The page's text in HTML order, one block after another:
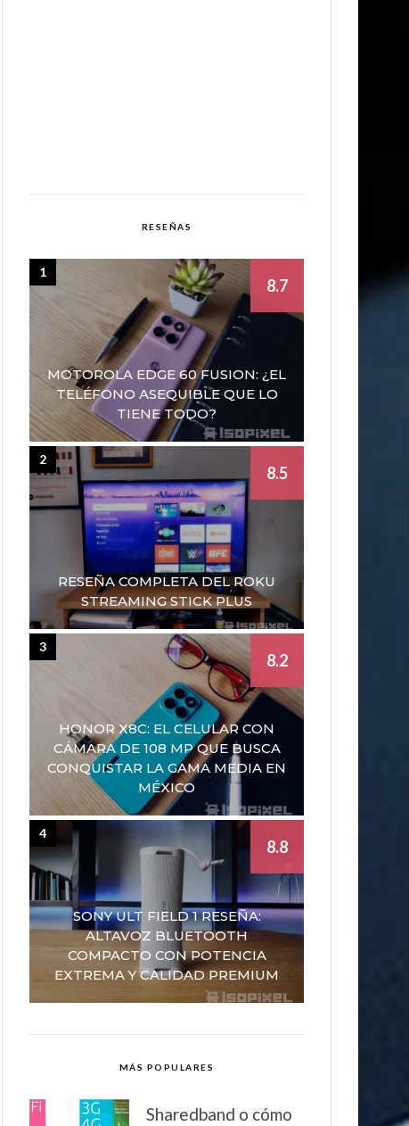
RESEÑAS
MOTOROLA EDGE 60 FUSION: ¿EL
TELÉFONO ASEQUIBLE QUE LO
TIENE TODO?
8.7
1
RESEÑA COMPLETA DEL ROKU
STREAMING STICK PLUS
8.5
2
HONOR X8C: EL CELULAR CON
CÁMARA DE 108 MP QUE BUSCA
CONQUISTAR LA GAMA MEDIA EN
MÉXICO
8.2
3
SONY ULT FIELD 1 RESEÑA:
ALTAVOZ BLUETOOTH
COMPACTO CON POTENCIA
EXTREMA Y CALIDAD PREMIUM
8.8
4
MÁS POPULARES
Sharedband o cómo